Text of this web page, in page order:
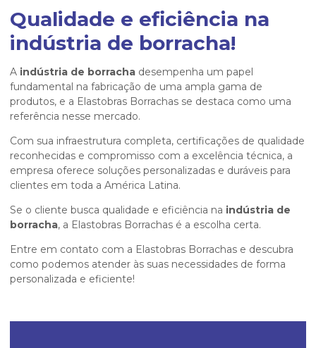
Qualidade e eficiência na
indústria de borracha!
A indústria de borracha desempenha um papel
fundamental na fabricação de uma ampla gama de
produtos, e a Elastobras Borrachas se destaca como uma
referência nesse mercado.
Com sua infraestrutura completa, certificações de qualidade
reconhecidas e compromisso com a excelência técnica, a
empresa oferece soluções personalizadas e duráveis para
clientes em toda a América Latina.
Se o cliente busca qualidade e eficiência na indústria de
borracha, a Elastobras Borrachas é a escolha certa.
Entre em contato com a Elastobras Borrachas e descubra
como podemos atender às suas necessidades de forma
personalizada e eficiente!